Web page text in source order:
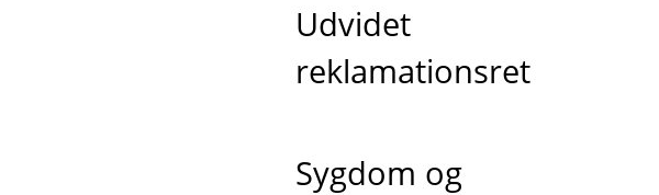
Udvidet
reklamationsret
Sygdom og